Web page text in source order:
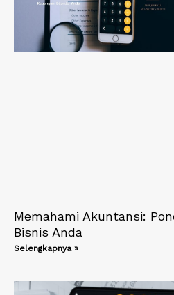
Memahami Akuntansi:
Bisnis Anda
Selengkapnya »